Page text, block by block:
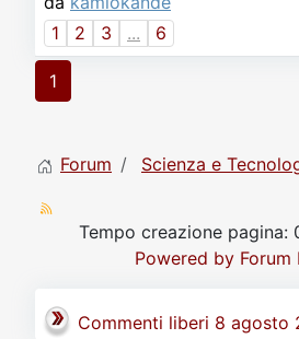
1
2 3 ... 6
1
Forum Scienza e
Tempo creazione pagina:
Powered by Forum
Commenti liberi 8 agosto